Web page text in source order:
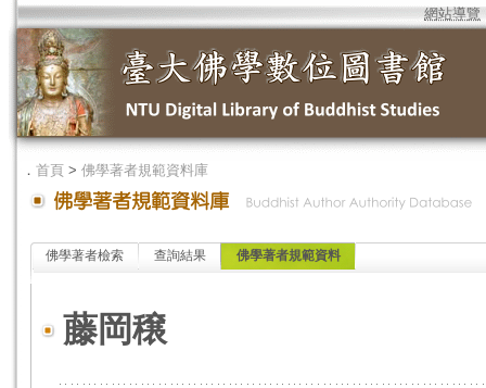
網站導覽
． 首頁 > 佛學著者規範資料庫
佛學著者檢索 查詢結果 佛學著者規範資料
藤岡穣